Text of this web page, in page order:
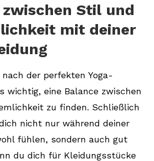
zwischen Stil und
mit deiner
nach der perfekten Yoga-
wichtig, eine Balance zwischen
zu finden. Schließlich
nicht nur während deiner
fühlen, sondern auch gut
du dich für Kleidungsstücke